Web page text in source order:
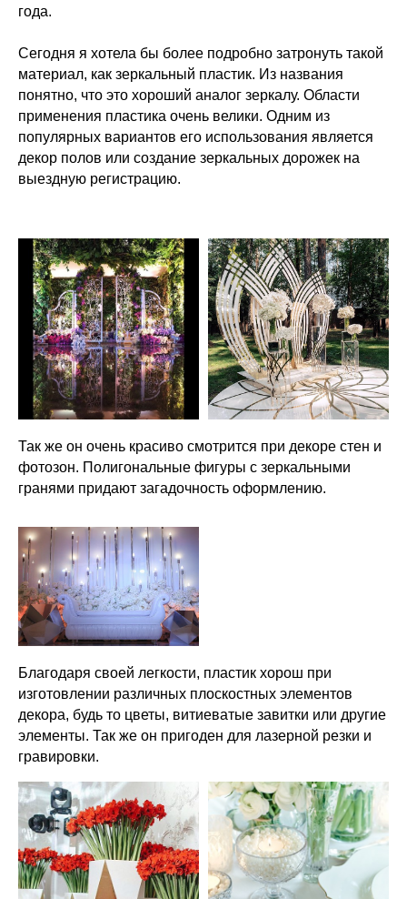
года.
Сегодня я хотела бы более подробно затронуть такой
материал, как зеркальный пластик. Из названия
понятно, что это хороший аналог зеркалу. Области
применения пластика очень велики. Одним из
популярных вариантов его использования является
декор полов или создание зеркальных дорожек на
выездную регистрацию.
Так же он очень красиво смотрится при декоре стен и
фотозон. Полигональные фигуры с зеркальными
гранями придают загадочность оформлению.
Благодаря своей легкости, пластик хорош при
изготовлении различных плоскостных элементов
декора, будь то цветы, витиеватые завитки или другие
элементы. Так же он пригоден для лазерной резки и
гравировки.